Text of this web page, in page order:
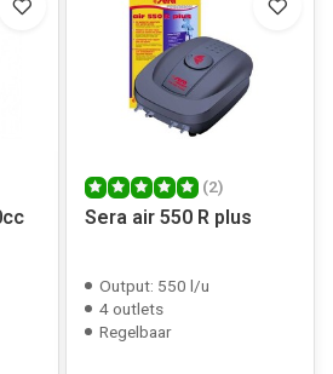
(2)
Sera air 550 R plus
Output: 550 l/u
4 outlets
Regelbaar